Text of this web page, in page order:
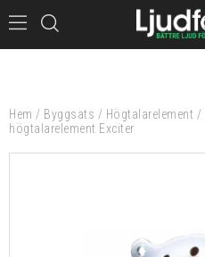
Hem / Byggsats / Högtalarelement /
högtalarelement Exciter